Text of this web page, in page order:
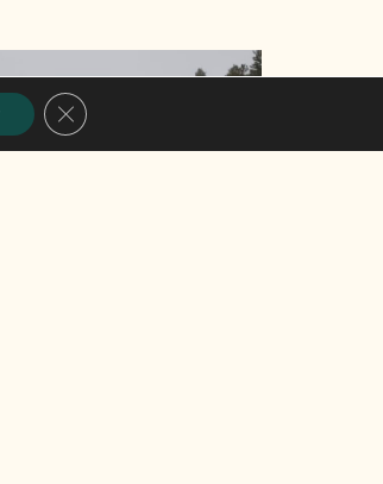
Cerrar el banner de cookies RGPD